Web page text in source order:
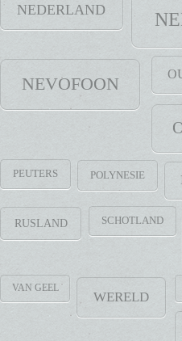
NEDERLAND
NEVOFOON
PEUTERS POLYNESIE
RUSLAND SCHOTLAND
VAN GEEL
WERELD